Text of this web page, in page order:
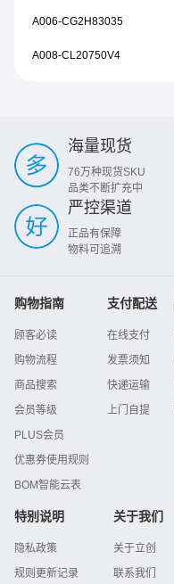
A006-CG2H83035
A008-CL20750V4
海量现货
76万种现货SKU
品类不断扩充中
严控渠道
正品有保障
物料可追溯
购物指南
顾客必读
购物流程
商品搜索
会员等级
PLUS会员
优惠券使用规则
BOM智能云表
支付配送
在线支付
发票须知
快递运输
上门自提
特别说明
隐私政策
规则更新记录
关于我们
关于立创
联系我们